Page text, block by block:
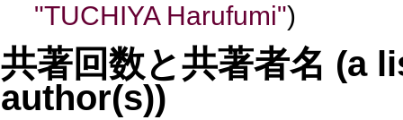
"TUCHIYA Harufumi")
共著回数と共著者名 (a
author(s))